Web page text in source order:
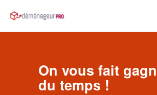
On vous fait
du temps !